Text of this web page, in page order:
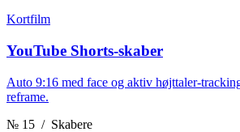
Kortfilm
YouTube Shorts-skaber
Auto 9:16 med face og aktiv højttaler-
reframe.
№ 15 / Skabere